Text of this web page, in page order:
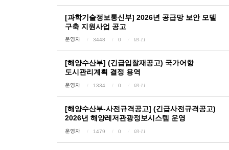
[과학기술정보통신부] 2026년 공급망 보안 모델
구축 지원사업 공고
운영자 3448 0 03-11
[해양수산부] (긴급입찰재공고) 국가어항
도시관리계획 결정 용역
운영자 1334 0 03-11
[해양수산부-사전규격공고] (긴급사전규격공고)
2026년 해양레저관광정보시스템 운영
운영자 1479 0 03-11